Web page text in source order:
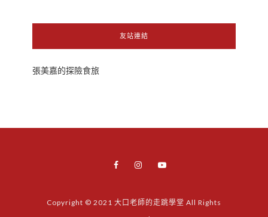
友站連結
張美嘉的探險食旅
Copyright © 2021 大口老師的走跳學堂 All Rights